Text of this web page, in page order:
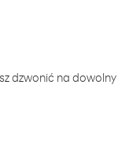
dzwonić na dowolny